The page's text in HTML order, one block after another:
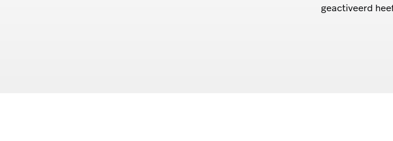
geactiveerd